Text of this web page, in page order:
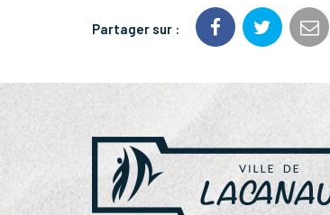
Partager sur :